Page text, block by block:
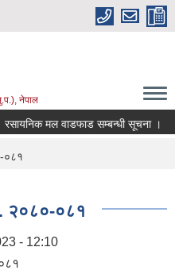
नेपाल
मल वाडफाड सम्बन्धी सूचना ।
०८१
२०८०-०८१
- 12:10